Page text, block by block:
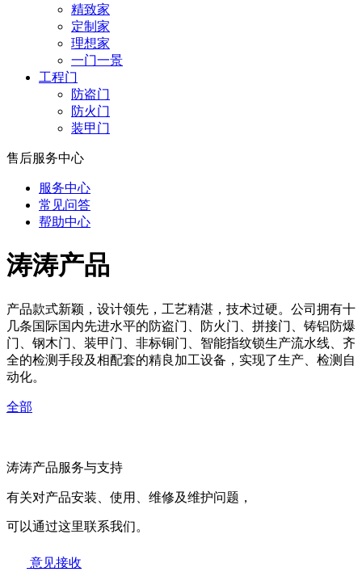
精致家
定制家
理想家
一门一景
工程门
防盗门
防火门
装甲门
售后服务中心
服务中心
常见问答
帮助中心
涛涛产品
产品款式新颖，设计领先，工艺精湛，技术过硬。公司拥有十
几条国际国内先进水平的防盗门、防火门、拼接门、铸铝防爆
门、钢木门、装甲门、非标铜门、智能指纹锁生产流水线、齐
全的检测手段及相配套的精良加工设备，实现了生产、检测自
动化。
全部
涛涛产品服务与支持
有关对产品安装、使用、维修及维护问题，
可以通过这里联系我们。
意见接收